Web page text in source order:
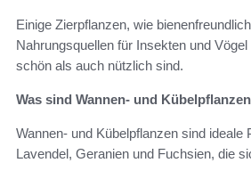
Einige Zierpflanzen, wie
Nahrungsquellen für Insekten und
schön als auch nützlich sind.
Was sind Wannen- und
Wannen- und Kübelpflanzen sind
Lavendel, Geranien und Fuchsien, die